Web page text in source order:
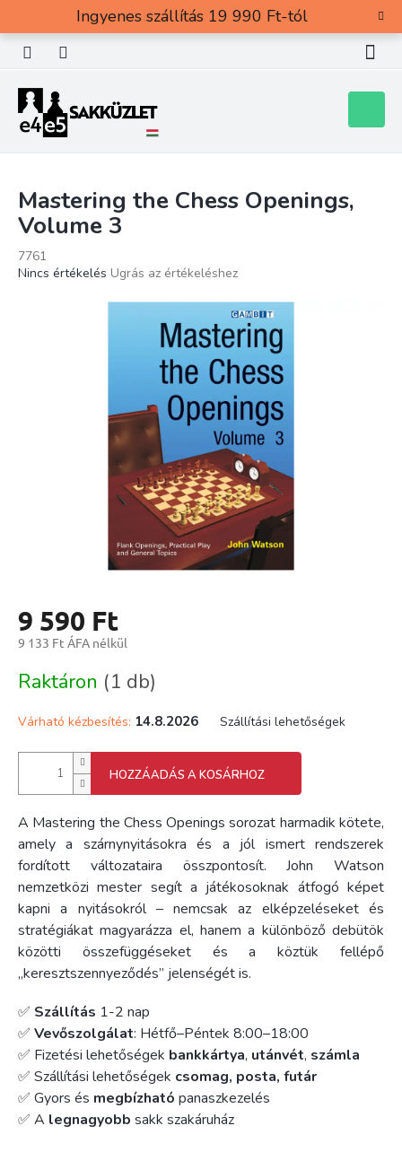
tartalomhoz
Ingyenes szállítás 19 990 Ft-tól
Mastering the Chess Openings,
Volume 3
7761
A
Nincs értékelés Ugrás az értékeléshez
9 590 Ft
9 133 Ft ÁFA nélkül
Raktáron (1 db)
Várható kézbesítés: 14.8.2026 Szállítási lehetőségek
HOZZÁADÁS A KOSÁRHOZ
A Mastering the Chess Openings sorozat harmadik kötete,
amely a szárnynyitásokra és a jól ismert rendszerek
fordított változataira összpontosít. John Watson
nemzetközi mester segít a játékosoknak átfogó képet
kapni a nyitásokról – nemcsak az elképzeléseket és
stratégiákat magyarázza el, hanem a különböző debütök
közötti összefüggéseket és a köztük fellépő
„keresztszennyeződés” jelenségét is.
✅ Szállítás 1-2 nap
✅ Vevőszolgálat: Hétfő–Péntek 8:00–18:00
✅ Fizetési lehetőségek bankkártya, utánvét, számla
✅ Szállítási lehetőségek csomag, posta, futár
✅ Gyors és megbízható panaszkezelés
✅ A legnagyobb sakk szakáruház